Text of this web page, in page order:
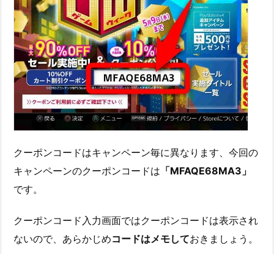
クーポンコードはキャンペーン毎に異なります、今回の
キャンペーンのクーポンコードは 「MFAQE68MA3」
です。
クーポンコード入力画面ではクーポンコードは表示され
ないので、あらかじめコードはメモしておきましょう。